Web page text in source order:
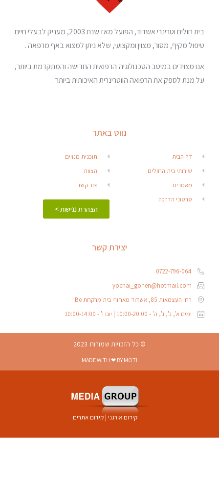
בית חולים וטרינרי אשדוד, הפועל מאז שנת 2003, מעניק לבעלי חיים
טיפול מקיף, מסור, מצוין ומקצועי, שלא ניתן למצוא באף מרפאה .
אנו מצוידים במיטב הטכנולוגיה הרפואית החדישה והמתקדמת ביותר,
על מנת לספק את הרפואה הווטרינרית האיכותית ביותר .
נווט באתר
דף הבית
שירותי בית החולים
מאמרים
סרטוני הדרכה
תוכנית מנויים
הצוות
צור קשר
הצהרת נגישות >
יצירת קשר
0722-796-064
yochai_gonen@hotmail.com
רח' העצמאות 85, אשדוד מאחורי בית מרקחת Be
ימים א', ב', ג', ה' - 10:00-20:00 | יום ו' - 10:00-14:00
© כל הזכויות שמורות 2023
MADE WITH ❤ BY MOTI
קידום אורגני | קידום אתרים